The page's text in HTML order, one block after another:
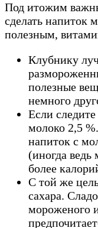
Под итожим
сделать напиток
полезным,
Клубнику
полезные
немного
Если
молоко 2,5
напиток с
(иногда ведь
более
С той же
сахара.
мороженого